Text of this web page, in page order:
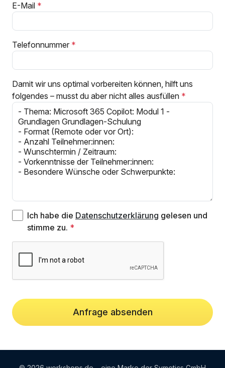
E-Mail
Telefonnummer
Damit wir uns optimal vorbereiten können, hilft uns
folgendes – musst du aber nicht alles ausfüllen
Ich habe die Datenschutzerklärung gelesen und
stimme zu.
Anfrage absenden